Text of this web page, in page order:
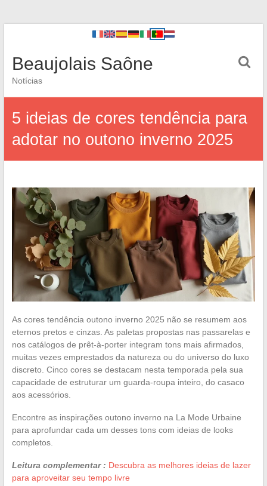
Beaujolais Saône
Notícias
5 ideias de cores tendência para
adotar no outono inverno 2025
As cores tendência outono inverno 2025 não se resumem aos
eternos pretos e cinzas. As paletas propostas nas passarelas e
nos catálogos de prêt-à-porter integram tons mais afirmados,
muitas vezes emprestados da natureza ou do universo do luxo
discreto. Cinco cores se destacam nesta temporada pela sua
capacidade de estruturar um guarda-roupa inteiro, do casaco
aos acessórios.
Encontre as inspirações outono inverno na La Mode Urbaine
para aprofundar cada um desses tons com ideias de looks
completos.
Leitura complementar : Descubra as melhores ideias de lazer
para aproveitar seu tempo livre